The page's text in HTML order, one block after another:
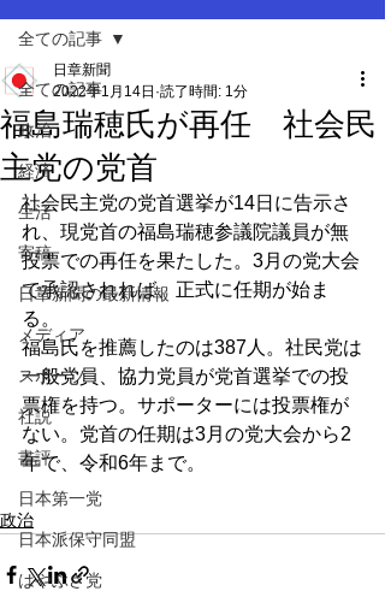
全ての記事
政治
経済
生活
寄稿
日章新聞の最新情報
メディア
スポーツ
社説
書評
日本第一党
日本派保守同盟
はやぶさ党
全ての記事
福島瑞穂氏が再任 社会民
主党の党首
日章新聞
2022年1月14日 読了時間: 1分
社会民主党の党首選挙が14日に告示さ
れ、現党首の福島瑞穂参議院議員が無
投票での再任を果たした。3月の党大会
で承認されれば、正式に任期が始ま
る。
福島氏を推薦したのは387人。社民党は
一般党員、協力党員が党首選挙での投
票権を持つ。サポーターには投票権が
ない。党首の任期は3月の党大会から2
年で、令和6年まで。
政治